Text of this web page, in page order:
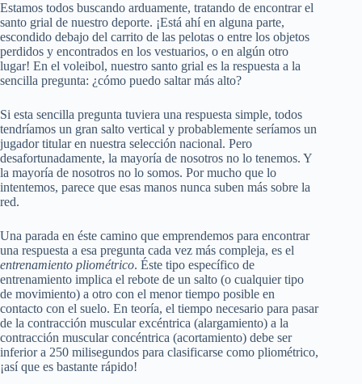
Estamos todos buscando arduamente, tratando de encontrar el
santo grial de nuestro deporte. ¡Está ahí en alguna parte,
escondido debajo del carrito de las pelotas o entre los objetos
perdidos y encontrados en los vestuarios, o en algún otro
lugar! En el voleibol, nuestro santo grial es la respuesta a la
sencilla pregunta: ¿cómo puedo saltar más alto?
Si esta sencilla pregunta tuviera una respuesta simple, todos
tendríamos un gran salto vertical y probablemente seríamos un
jugador titular en nuestra selección nacional. Pero
desafortunadamente, la mayoría de nosotros no lo tenemos. Y
la mayoría de nosotros no lo somos. Por mucho que lo
intentemos, parece que esas manos nunca suben más sobre la
red.
Una parada en éste camino que emprendemos para encontrar
una respuesta a esa pregunta cada vez más compleja, es el
entrenamiento pliométrico. Éste tipo específico de
entrenamiento implica el rebote de un salto (o cualquier tipo
de movimiento) a otro con el menor tiempo posible en
contacto con el suelo. En teoría, el tiempo necesario para pasar
de la contracción muscular excéntrica (alargamiento) a la
contracción muscular concéntrica (acortamiento) debe ser
inferior a 250 milisegundos para clasificarse como pliométrico,
¡así que es bastante rápido!